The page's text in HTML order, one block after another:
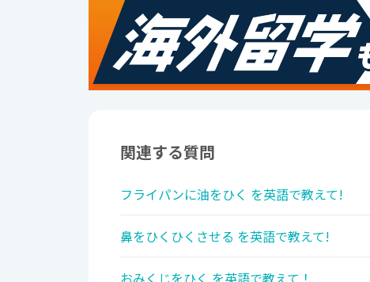
関連する質問
フライパンに油をひく を英語で教えて!
鼻をひくひくさせる を英語で教えて!
おみくじをひく を英語で教えて！